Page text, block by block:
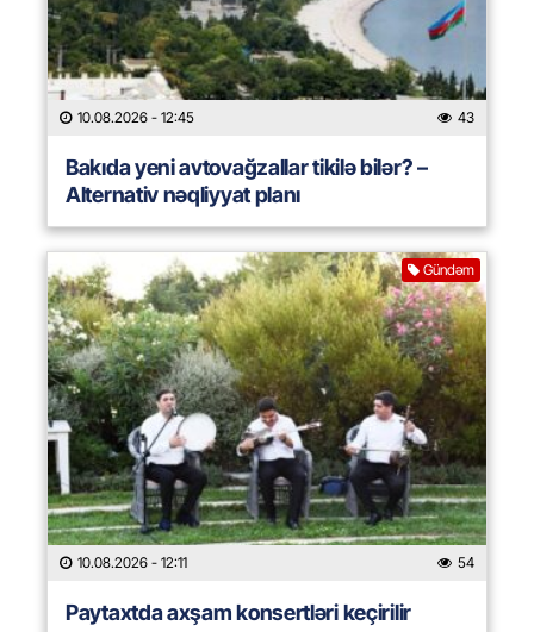
10.08.2026 - 12:45 43
Bakıda yeni avtovağzallar tikilə bilər? –
Alternativ nəqliyyat planı
Gündəm
10.08.2026 - 12:11 54
Paytaxtda axşam konsertləri keçirilir